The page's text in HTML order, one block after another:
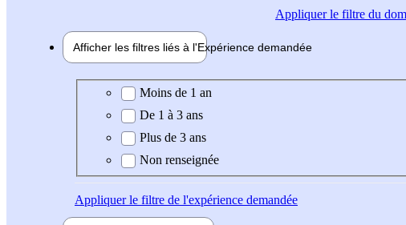
Appliquerle filtre du
Afficher les filtres liés à l'Expérience demandée
Expérience demandée
Moins de 1 an
De 1 à 3 ans
Plus de 3 ans
Non renseignée
Appliquerle filtre de l'expérience demandée